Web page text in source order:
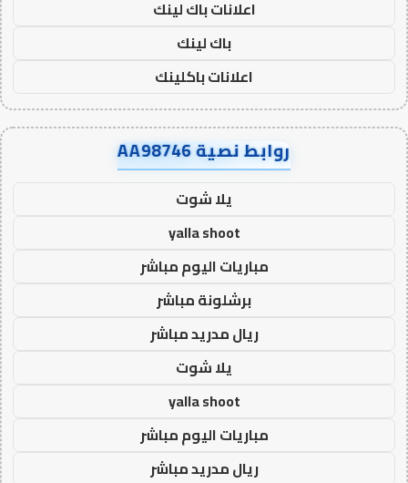
اعلانات باك لينك
باك لينك
اعلانات باكلينك
روابط نصية AA98746
يلا شوت
yalla shoot
مباريات اليوم مباشر
برشلونة مباشر
ريال مدريد مباشر
يلا شوت
yalla shoot
مباريات اليوم مباشر
ريال مدريد مباشر